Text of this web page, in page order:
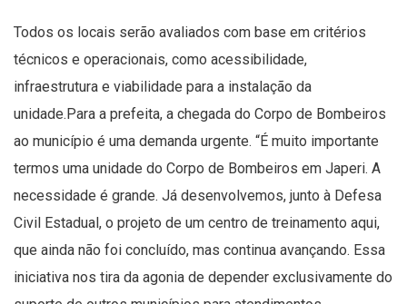
Todos os locais serão avaliados com base em critérios
técnicos e operacionais, como acessibilidade,
infraestrutura e viabilidade para a instalação da
unidade.Para a prefeita, a chegada do Corpo de Bombeiros
ao município é uma demanda urgente. “É muito importante
termos uma unidade do Corpo de Bombeiros em Japeri. A
necessidade é grande. Já desenvolvemos, junto à Defesa
Civil Estadual, o projeto de um centro de treinamento aqui,
que ainda não foi concluído, mas continua avançando. Essa
iniciativa nos tira da agonia de depender exclusivamente do